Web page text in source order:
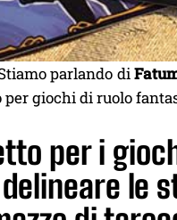
parlando di
giochi di ruolo
per i
le